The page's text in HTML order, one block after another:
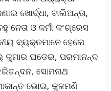
ଖୋର୍ଦ୍ଧା, ବାଲିଅନ୍ତା,
ନେତା ଓ କର୍ମୀ କଂଗ୍ରେସ
ବ୍ୟକ୍ତମାନେ ହେଲେ
କୁମାର ଘଡେଇ, ପରମାନନ୍ଦ
ସୋମନାଥ
ଭୋଇ, କୁଳମଣି